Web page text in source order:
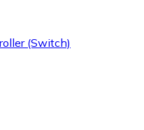
(Switch)